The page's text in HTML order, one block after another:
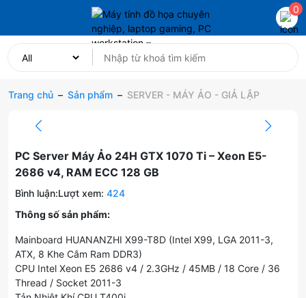
0
Trang chủ – Sản phẩm – SERVER - MÁY ẢO - GIẢ LẬP
PC Server Máy Ảo 24H GTX 1070 Ti – Xeon E5-
2686 v4, RAM ECC 128 GB
Bình luận:Lượt xem: 424
Thông số sản phẩm:
Mainboard HUANANZHI X99-T8D (Intel X99, LGA 2011-3,
ATX, 8 Khe Cắm Ram DDR3)
CPU Intel Xeon E5 2686 v4 / 2.3GHz / 45MB / 18 Core / 36
Thread / Socket 2011-3